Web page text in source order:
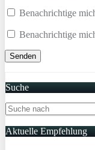
Benachrichtige
Benachrichtige
Suche
Aktuelle Empfehlung